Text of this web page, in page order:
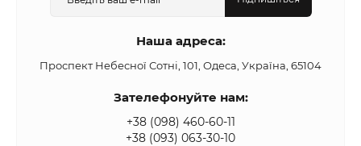
Наша адреса:
Проспект Небесної Сотні, 101, Одеса, Україна, 65104
Зателефонуйте нам:
+38 (098) 460-60-11
+38 (093) 063-30-10